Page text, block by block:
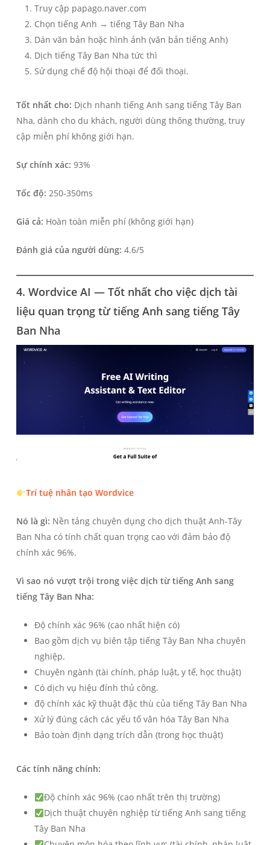
Truy cập papago.naver.com
Chọn tiếng Anh → tiếng Tây Ban Nha
Dán văn bản hoặc hình ảnh (văn bản tiếng Anh)
Dịch tiếng Tây Ban Nha tức thì
Sử dụng chế độ hội thoại để đối thoại.
Tốt nhất cho: Dịch nhanh tiếng Anh sang tiếng Tây Ban
Nha, dành cho du khách, người dùng thông thường, truy
cập miễn phí không giới hạn.
Sự chính xác: 93%
Tốc độ: 250-350ms
Giá cả: Hoàn toàn miễn phí (không giới hạn)
Đánh giá của người dùng: 4.6/5
4. Wordvice AI — Tốt nhất cho việc dịch tài
liệu quan trọng từ tiếng Anh sang tiếng Tây
Ban Nha
Trí tuệ nhân tạo Wordvice
Nó là gì: Nền tảng chuyên dụng cho dịch thuật Anh-Tây
Ban Nha có tính chất quan trọng cao với đảm bảo độ
chính xác 96%.
Vì sao nó vượt trội trong việc dịch từ tiếng Anh sang
tiếng Tây Ban Nha:
Độ chính xác 96% (cao nhất hiện có)
Bao gồm dịch vụ biên tập tiếng Tây Ban Nha chuyên
nghiệp.
Chuyên ngành (tài chính, pháp luật, y tế, học thuật)
Có dịch vụ hiệu đính thủ công.
độ chính xác kỹ thuật đặc thù của tiếng Tây Ban Nha
Xử lý đúng cách các yếu tố văn hóa Tây Ban Nha
Bảo toàn định dạng trích dẫn (trong học thuật)
Các tính năng chính:
Độ chính xác 96% (cao nhất trên thị trường)
Dịch thuật chuyên nghiệp từ tiếng Anh sang tiếng
Tây Ban Nha